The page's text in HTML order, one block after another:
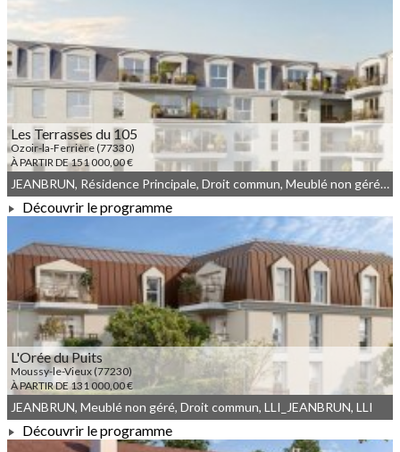
À PARTIR DE 163 167,00 €
Les Terrasses du 105
Ozoir-la-Ferrière (77330)
À PARTIR DE 151 000,00 €
À PARTIR DE 151 000,00 €
JEANBRUN, Résidence Principale, Droit commun, Meublé non géré, LLI, LLI_JEANBRUN
Découvrir le programme
L'Orée du Puits
Moussy-le-Vieux (77230)
À PARTIR DE 131 000,00 €
JEANBRUN, Meublé non géré, Droit commun, LLI_JEANBRUN, LLI
Découvrir le programme